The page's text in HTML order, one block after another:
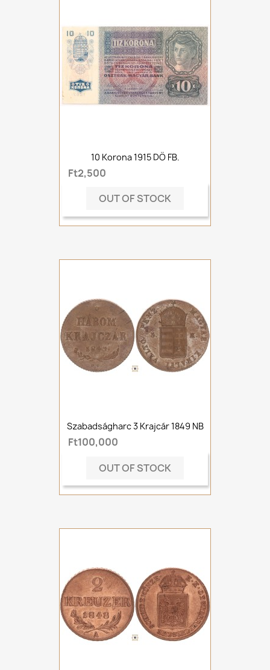
10 Korona 1915 DÖ FB.
Ft2,500
OUT OF STOCK
Szabadságharc 3 Krajcár 1849 NB
Ft100,000
OUT OF STOCK